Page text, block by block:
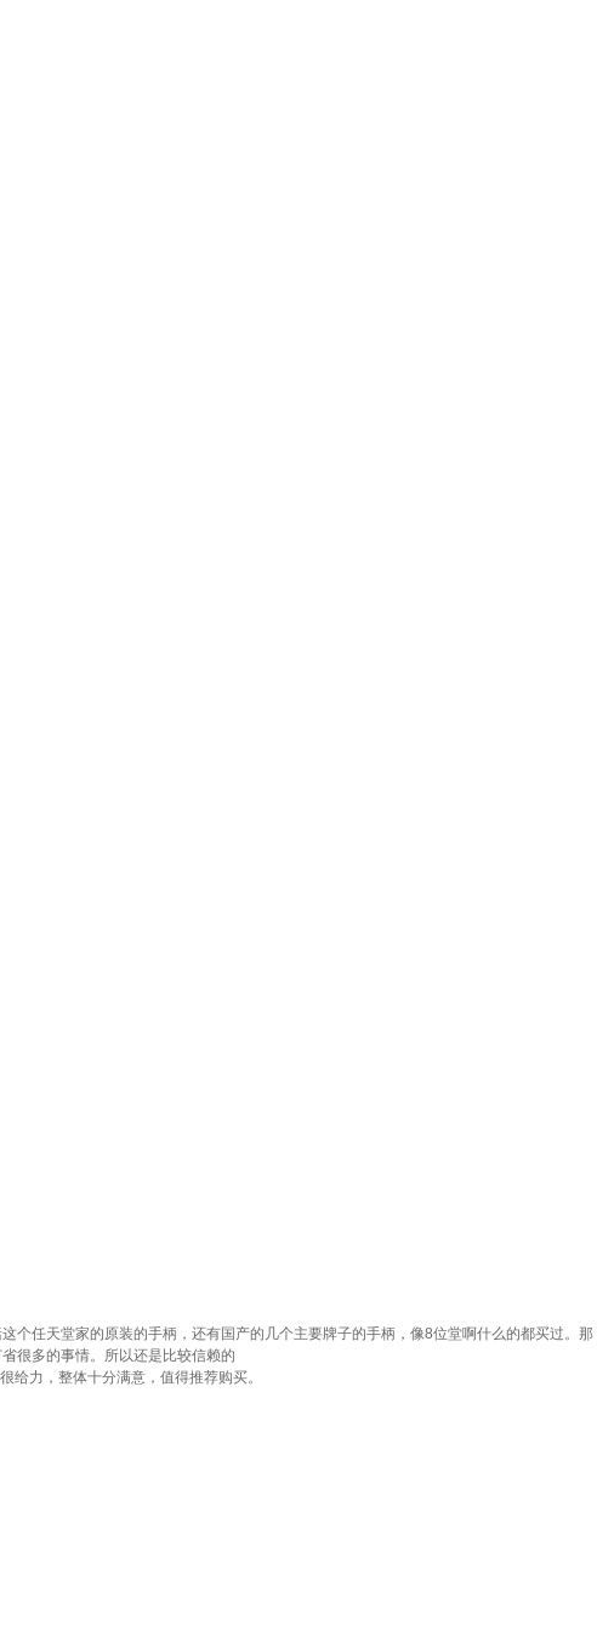
个任天堂家的原装的手柄，还有国产的几个主要牌子的手柄，像8位堂啊什么的都买过。那
很多的事情。所以还是比较信赖的
力，整体十分满意，值得推荐购买。